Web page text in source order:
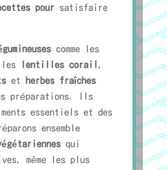
pour satisfaire
comme les
lentilles corail ,
et
herbes fraîches
préparations. Ils
essentiels et des
ensemble
qui
même les plus